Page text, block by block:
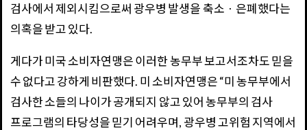
검사에서 제외시킴으로써 광우병 발생을 축소ㆍ은폐했다는
의혹을 받고 있다.
게다가 미국 소비자연맹은 이러한 농무부 보고서조차도 믿을
수 없다고 강하게 비판했다. 미 소비자연맹은 “미 농무부에서
검사한 소들의 나이가 공개되지 않고 있어 농무부의 검사
프로그램의 타당성을 믿기 어려우며, 광우병 고위험 지역에서